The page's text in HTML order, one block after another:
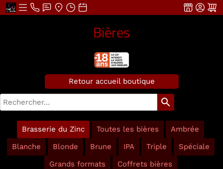
Bières
Retour accueil boutique
search
Brasserie du Zinc Toutes les bières
Ambrée
Blanche
Blonde Brune IPA Triple
Spéciale
Grands formats
Coffrets bières